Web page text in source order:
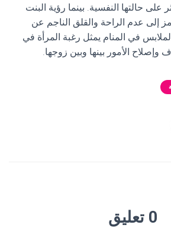
حالتها النفسية. بينما رؤية البنت
إلى عدم الراحة والقلق الناجم عن
في المنام يمثل رغبة المرأة في
وإصلاح الأمور بينها وبين زوجها.
0 تعليق